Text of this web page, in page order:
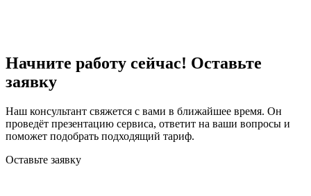
Начните работу сейчас! Оставьте
заявку
Наш консультант свяжется с вами в ближайшее время. Он
проведёт презентацию сервиса, ответит на ваши вопросы и
поможет подобрать подходящий тариф.
Оставьте заявку